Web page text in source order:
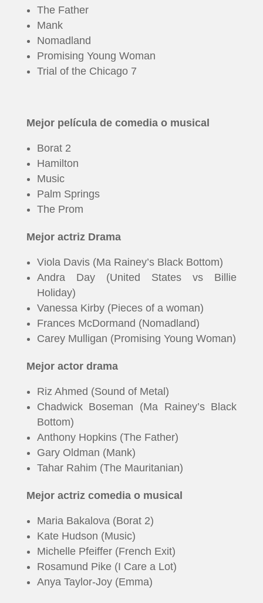
The Father
Mank
Nomadland
Promising Young Woman
Trial of the Chicago 7
Mejor película de comedia o musical
Borat 2
Hamilton
Music
Palm Springs
The Prom
Mejor actriz Drama
Viola Davis (Ma Rainey’s Black Bottom)
Andra Day (United States vs Billie
Holiday)
Vanessa Kirby (Pieces of a woman)
Frances McDormand (Nomadland)
Carey Mulligan (Promising Young Woman)
Mejor actor drama
Riz Ahmed (Sound of Metal)
Chadwick Boseman (Ma Rainey’s Black
Bottom)
Anthony Hopkins (The Father)
Gary Oldman (Mank)
Tahar Rahim (The Mauritanian)
Mejor actriz comedia o musical
Maria Bakalova (Borat 2)
Kate Hudson (Music)
Michelle Pfeiffer (French Exit)
Rosamund Pike (I Care a Lot)
Anya Taylor-Joy (Emma)